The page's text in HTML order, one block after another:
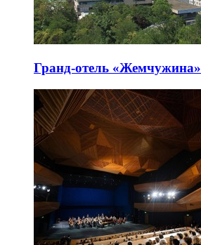
Гранд-отель «Жемчужина»